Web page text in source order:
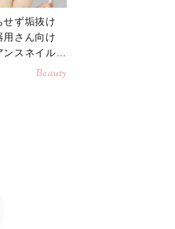
せず垢抜け
用さん向け
ンスネイル」
Beauty